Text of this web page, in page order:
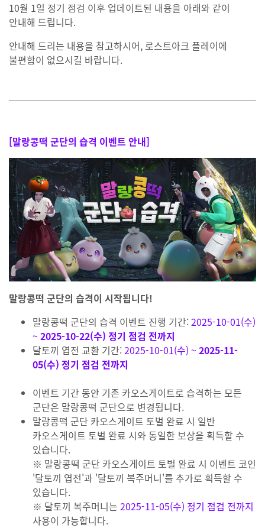
10월 1일 정기 점검 이후 업데이트된 내용을 아래와 같이
안내해 드립니다.
안내해 드리는 내용을 참고하시어, 로스트아크 플레이에
불편함이 없으시길 바랍니다.
[말랑콩떡 군단의 습격 이벤트 안내]
말랑콩떡 군단의 습격이 시작됩니다!
말랑콩떡 군단의 습격 이벤트 진행 기간:2025-10-01(수)
~ 2025-10-22(수) 정기 점검 전까지
달토끼 엽전 교환 기간:2025-10-01(수) ~ 2025-11-
05(수) 정기 점검 전까지
이벤트 기간 동안 기존 카오스게이트로 습격하는 모든
군단은 말랑콩떡 군단으로 변경됩니다.
말랑콩떡 군단 카오스게이트 토벌 완료 시 일반
카오스게이트 토벌 완료 시와 동일한 보상을 획득할 수
있습니다.
※ 말랑콩떡 군단 카오스게이트 토벌 완료 시 이벤트 코인
'달토끼 엽전'과 '달토끼 복주머니'를 추가로 획득할 수
있습니다.
※ 달토끼 복주머니는 2025-11-05(수) 정기 점검 전까지
사용이 가능합니다.